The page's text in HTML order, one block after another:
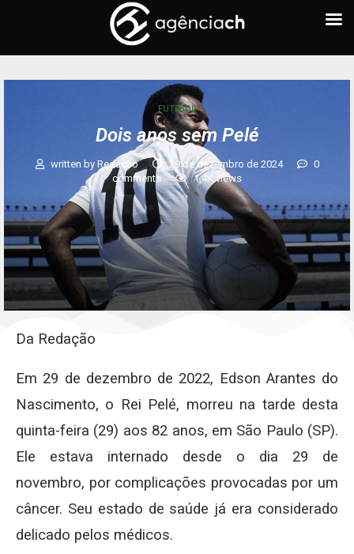
FUTEBOL
Dois anos sem Pelé
written by Redação 29 de dezembro de 2024
0
comments
1,4Kviews
Da Redação
Em 29 de dezembro de 2022, Edson Arantes do
Nascimento, o Rei Pelé, morreu na tarde desta
quinta-feira (29) aos 82 anos, em São Paulo (SP).
Ele estava internado desde o dia 29 de
novembro, por complicações provocadas por um
câncer. Seu estado de saúde já era considerado
delicado pelos médicos.